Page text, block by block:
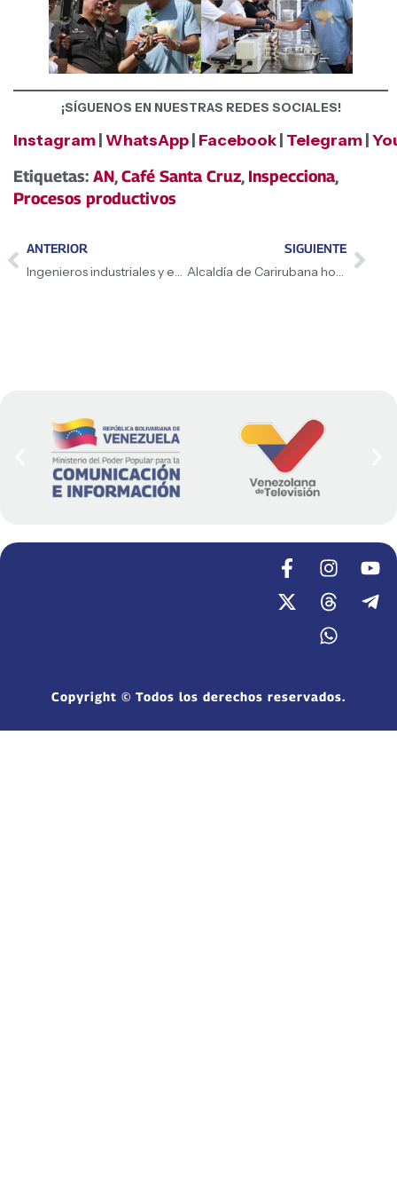
¡SÍGUENOS EN NUESTRAS REDES SOCIALES!
Instagram|WhatsApp| Facebook| Telegram|
Etiquetas: AN,Café Santa Cruz, Inspecciona,
Procesos productivos
ANTERIOR
Ingenieros industriales y especialistas fortalecen el Plan estratégico de la FANB
SIGUIENTE
Alcaldía de Carirubana honra a su personal con foro educativo
Copyright © Todos los derechos reservados.